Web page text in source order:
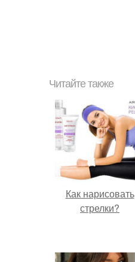
Читайте также
Как нарисовать
стрелки?